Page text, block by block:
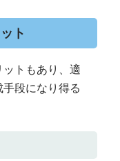
ト
トもあり、適
段になり得る